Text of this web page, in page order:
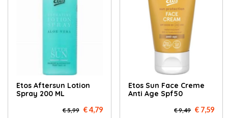
Etos Aftersun Lotion
Spray 200 ML
€ 5,99 € 4,79
Etos Sun Face Creme
Anti Age Spf50
€ 9,49 € 7,59